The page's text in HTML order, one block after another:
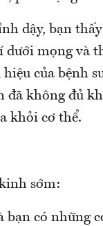
dậy, bạn
dưới mọng và
của bệnh
đã không đủ
khỏi cơ thể.
sớm:
có những